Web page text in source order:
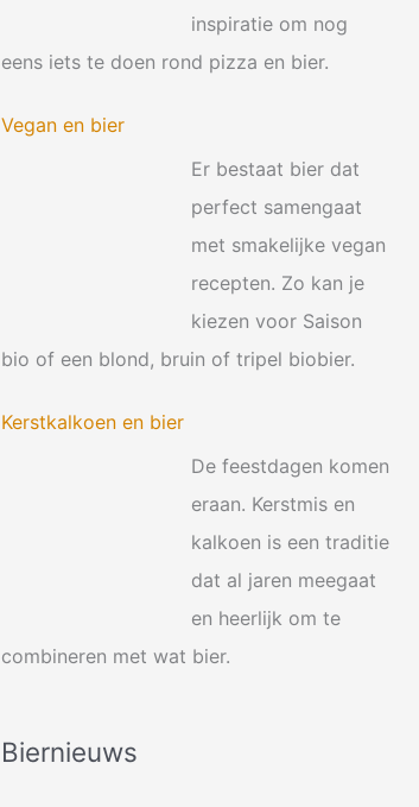
inspiratie om nog
eens iets te doen rond pizza en bier.
Vegan en bier
Er bestaat bier dat
perfect samengaat
met smakelijke vegan
recepten. Zo kan je
kiezen voor Saison
bio of een blond, bruin of tripel biobier.
Kerstkalkoen en bier
De feestdagen komen
eraan. Kerstmis en
kalkoen is een traditie
dat al jaren meegaat
en heerlijk om te
combineren met wat bier.
Biernieuws